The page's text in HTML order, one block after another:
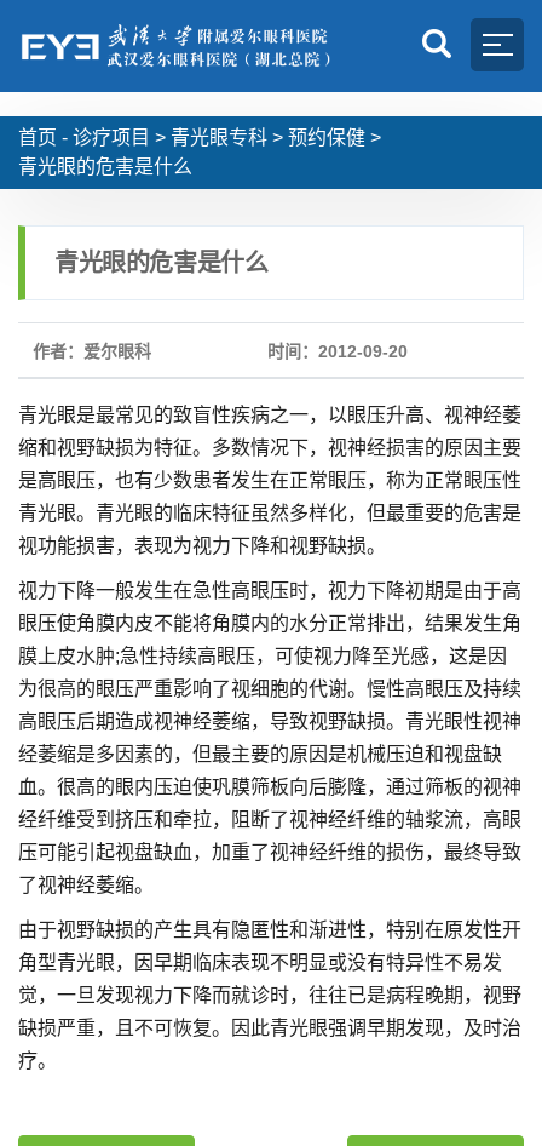
首页 - 诊疗项目 > 青光眼专科 > 预约保健 >
青光眼的危害是什么
青光眼的危害是什么
作者：爱尔眼科 时间：2012-09-20
青光眼是最常见的致盲性疾病之一，以眼压升高、视神经萎
缩和视野缺损为特征。多数情况下，视神经损害的原因主要
是高眼压，也有少数患者发生在正常眼压，称为正常眼压性
青光眼。青光眼的临床特征虽然多样化，但最重要的危害是
视功能损害，表现为视力下降和视野缺损。
视力下降一般发生在急性高眼压时，视力下降初期是由于高
眼压使角膜内皮不能将角膜内的水分正常排出，结果发生角
膜上皮水肿;急性持续高眼压，可使视力降至光感，这是因
为很高的眼压严重影响了视细胞的代谢。慢性高眼压及持续
高眼压后期造成视神经萎缩，导致视野缺损。青光眼性视神
经萎缩是多因素的，但最主要的原因是机械压迫和视盘缺
血。很高的眼内压迫使巩膜筛板向后膨隆，通过筛板的视神
经纤维受到挤压和牵拉，阻断了视神经纤维的轴浆流，高眼
压可能引起视盘缺血，加重了视神经纤维的损伤，最终导致
了视神经萎缩。
由于视野缺损的产生具有隐匿性和渐进性，特别在原发性开
角型青光眼，因早期临床表现不明显或没有特异性不易发
觉，一旦发现视力下降而就诊时，往往已是病程晚期，视野
缺损严重，且不可恢复。因此青光眼强调早期发现，及时治
疗。